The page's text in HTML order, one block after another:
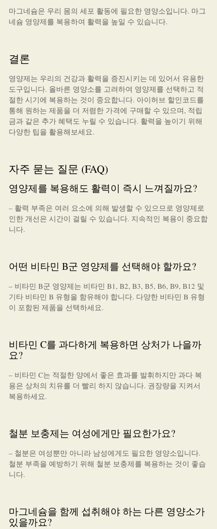
마그네슘은 우리 몸의 세포 활동에 필요한 영양소입니다. 마그
네슘 영양제를 복용하여 활력을 높일 수 있습니다.
결론
영양제는 우리의 건강과 활력을 증진시키는 데 있어서 유용한
도구입니다. 올바른 영양소를 고려하여 영양제를 선택하고 적
절한 시기에 복용하는 것이 중요합니다. 아이허브 할인코드를
통해 원하는 제품을 더 저렴한 가격에 구매할 수 있으며, 적립
금과 같은 추가 혜택도 누릴 수 있습니다. 활력을 높이기 위해
다양한 팁을 활용해보세요.
자주 묻는 질문 (FAQ)
영양제를 복용해도 활력이 즉시 느껴질까요?
– 활력 부족은 여러 요소에 의해 발생할 수 있으므로 영양제로
인한 개선은 시간이 걸릴 수 있습니다. 지속적인 복용이 중요합
니다.
어떤 비타민 B군 영양제를 선택해야 할까요?
– 비타민 B군 영양제는 비타민 B1, B2, B3, B5, B6, B9, B12 및
기타 비타민 B 유형을 함유해야 합니다. 다양한 비타민 B 유형
이 포함된 제품을 선택하세요.
비타민 C를 과다하게 복용하면 상처가 나을까
요?
– 비타민 C는 적절한 양에서 좋은 효과를 발휘하지만 과다 복
용은 상처의 치유를 더 빨리 하지 않습니다. 권장량을 지켜서
복용하세요.
철분 보충제는 여성에게만 필요한가요?
– 철분은 여성뿐만 아니라 남성에게도 필요한 영양소입니다.
철분 부족을 예방하기 위해 철분 보충제를 복용하는 것이 좋습
니다.
마그네슘을 함께 섭취해야 하는 다른 영양소가
있을까요?